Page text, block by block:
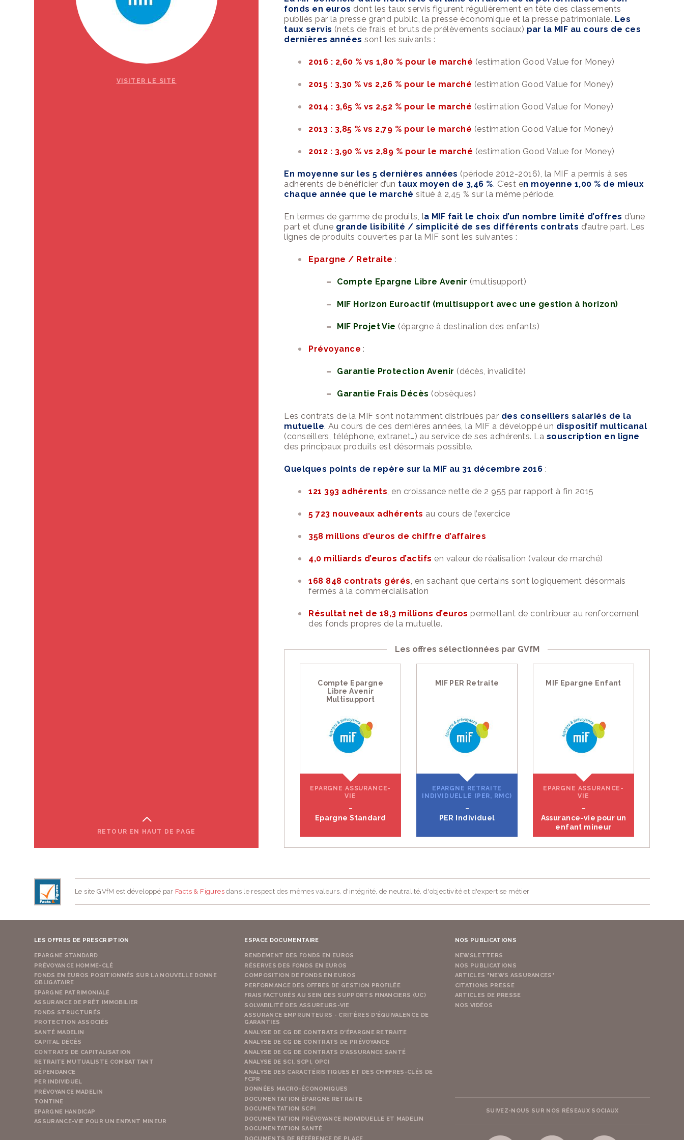
Vous appréciez le site ?
nous soutenir !
EN SAVOIR PLUS
PARTAGER :
fonds en euros dont les taux servis figurent régulièrement en tête des classements
publiés par la presse grand public, la presse économique et la presse patrimoniale. Les
taux servis (nets de frais et bruts de prélèvements sociaux) par la MIF au cours de ces
dernières années sont les suivants :
2016 : 2,60 % vs 1,80 % pour le marché (estimation Good Value for Money)
2015 : 3,30 % vs 2,26 % pour le marché (estimation Good Value for Money)
2014 : 3,65 % vs 2,52 % pour le marché (estimation Good Value for Money)
2013 : 3,85 % vs 2,79 % pour le marché (estimation Good Value for Money)
2012 : 3,90 % vs 2,89 % pour le marché (estimation Good Value for Money)
En moyenne sur les 5 dernières années (période 2012-2016), la MIF a permis à ses
adhérents de bénéficier d’un taux moyen de 3,46 %. C’est en moyenne 1,00 % de mieux
chaque année que le marché situé à 2,45 % sur la même période.
En termes de gamme de produits, la MIF fait le choix d’un nombre limité d’offres d’une
part et d’une grande lisibilité / simplicité de ses différents contrats d’autre part. Les
lignes de produits couvertes par la MIF sont les suivantes :
Epargne / Retraite :
Compte Epargne Libre Avenir (multisupport)
MIF Horizon Euroactif (multisupport avec une gestion à horizon)
MIF Projet Vie (épargne à destination des enfants)
Prévoyance :
Garantie Protection Avenir (décès, invalidité)
Garantie Frais Décès (obsèques)
Les contrats de la MIF sont notamment distribués par des conseillers salariés de la
mutuelle. Au cours de ces dernières années, la MIF a développé un dispositif multicanal
(conseillers, téléphone, extranet…) au service de ses adhérents. La souscription en ligne
des principaux produits est désormais possible.
Quelques points de repère sur la MIF au 31 décembre 2016 :
121 393 adhérents, en croissance nette de 2 955 par rapport à fin 2015
5 723 nouveaux adhérents au cours de l’exercice
358 millions d’euros de chiffre d’affaires
4,0 milliards d’euros d’actifs en valeur de réalisation (valeur de marché)
168 848 contrats gérés, en sachant que certains sont logiquement désormais
fermés à la commercialisation
Résultat net de 18,3 millions d’euros permettant de contribuer au renforcement
des fonds propres de la mutuelle.
Les offres sélectionnées par GVfM
Compte Epargne
Libre Avenir
Multisupport
EPARGNE ASSURANCE-
VIE
Epargne Standard
MIF PER Retraite
EPARGNE RETRAITE
INDIVIDUELLE (PER, RMC)
PER Individuel
MIF Epargne Enfant
EPARGNE ASSURANCE-
VIE
Assurance-vie pour un
enfant mineur
VISITER LE SITE
RETOUR EN HAUT DE PAGE
Le site GVfM est développé par Facts & Figuresdans le respect des mêmes valeurs, d'intégrité, de neutralité, d'objectivité et d'expertise métier
LES OFFRES DE PRESCRIPTION
EPARGNE STANDARD
PRÉVOYANCE HOMME-CLÉ
FONDS EN EUROS POSITIONNÉS SUR LA NOUVELLE DONNE
OBLIGATAIRE
EPARGNE PATRIMONIALE
ASSURANCE DE PRÊT IMMOBILIER
FONDS STRUCTURÉS
PROTECTION ASSOCIÉS
SANTÉ MADELIN
CAPITAL DÉCÈS
CONTRATS DE CAPITALISATION
RETRAITE MUTUALISTE COMBATTANT
DÉPENDANCE
PER INDIVIDUEL
PRÉVOYANCE MADELIN
TONTINE
EPARGNE HANDICAP
ASSURANCE-VIE POUR UN ENFANT MINEUR
ESPACE DOCUMENTAIRE
RENDEMENT DES FONDS EN EUROS
RÉSERVES DES FONDS EN EUROS
COMPOSITION DE FONDS EN EUROS
PERFORMANCE DES OFFRES DE GESTION PROFILÉE
FRAIS FACTURÉS AU SEIN DES SUPPORTS FINANCIERS (UC)
SOLVABILITÉ DES ASSUREURS-VIE
ASSURANCE EMPRUNTEURS - CRITÈRES D'ÉQUIVALENCE DE
GARANTIES
ANALYSE DE CG DE CONTRATS D'ÉPARGNE RETRAITE
ANALYSE DE CG DE CONTRATS DE PRÉVOYANCE
ANALYSE DE CG DE CONTRATS D'ASSURANCE SANTÉ
ANALYSE DE SCI, SCPI, OPCI
ANALYSE DES CARACTÉRISTIQUES ET DES CHIFFRES-CLÉS DE
FCPR
DONNÉES MACRO-ÉCONOMIQUES
DOCUMENTATION ÉPARGNE RETRAITE
DOCUMENTATION SCPI
DOCUMENTATION PRÉVOYANCE INDIVIDUELLE ET MADELIN
DOCUMENTATION SANTÉ
DOCUMENTS DE RÉFÉRENCE DE PLACE
NOS PUBLICATIONS
NEWSLETTERS
NOS PUBLICATIONS
ARTICLES "NEWS ASSURANCES"
CITATIONS PRESSE
ARTICLES DE PRESSE
NOS VIDÉOS
SUIVEZ-NOUS SUR NOS RÉSEAUX SOCIAUX